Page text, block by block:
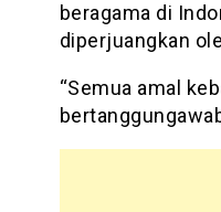
beragama di
diperjuangkan
“Semua amal